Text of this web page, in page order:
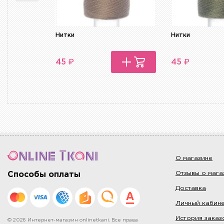
Нитки
45 ₽
Нитки
45 ₽
Способы оплаты
© 2026 Интернет-магазин onlinetkani. Все права
О магазине
Отзывы о
Доставка
Личный
История